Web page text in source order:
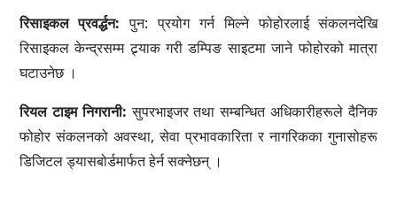
रिसाइकल प्रवर्द्धन:पुन: प्रयोग गर्न मिल्ने फोहोरलाई संकलनदेखि
रिसाइकल केन्द्रसम्म ट्र्याक गरी डम्पिङ साइटमा जाने फोहोरको मात्रा
घटाउनेछ ।
रियल टाइम निगरानी:सुपरभाइजर तथा सम्बन्धित अधिकारीहरूले दैनिक
फोहोर संकलनको अवस्था, सेवा प्रभावकारिता र नागरिकका गुनासोहरू
डिजिटल ड्यासबोर्डमार्फत हेर्न सक्नेछन् ।